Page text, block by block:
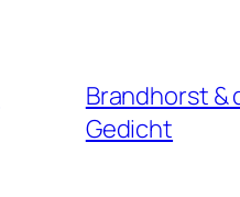
Brandhorst
Gedicht